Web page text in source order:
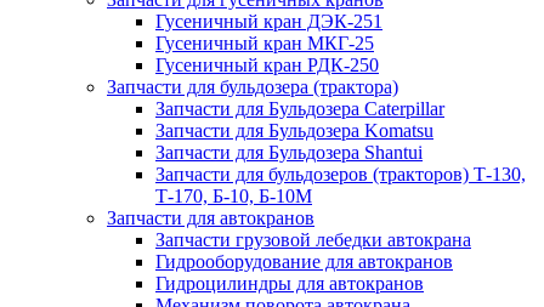
Гусеничный кран ДЭК-251
Гусеничный кран МКГ-25
Гусеничный кран РДК-250
Запчасти для бульдозера (трактора)
Запчасти для Бульдозера Caterpillar
Запчасти для Бульдозера Komatsu
Запчасти для Бульдозера Shantui
Запчасти для бульдозеров (тракторов) Т-130,
Т-170, Б-10, Б-10М
Запчасти для автокранов
Запчасти грузовой лебедки автокрана
Гидрооборудование для автокранов
Гидроцилиндры для автокранов